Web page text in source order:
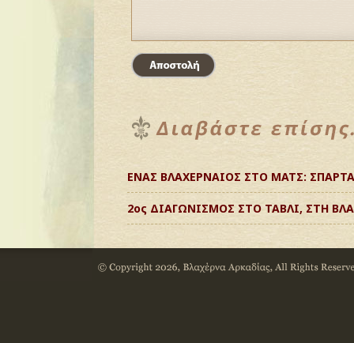
ΕΝΑΣ ΒΛΑΧΕΡΝΑΙΟΣ ΣΤΟ ΜΑΤΣ:
2ος ΔΙΑΓΩΝΙΣΜΟΣ ΣΤΟ ΤΑΒΛΙ, ΣΤΗ